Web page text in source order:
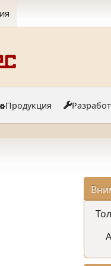
Продукция